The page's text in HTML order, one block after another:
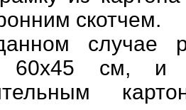
скотчем.
случае
60х45 см, и